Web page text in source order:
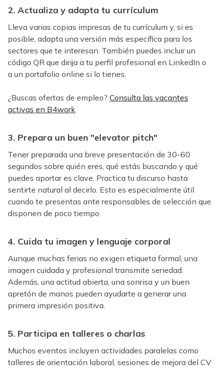
2. Actualiza y adapta tu currículum
Lleva varias copias impresas de tu currículum y, si es
posible, adapta una versión más específica para los
sectores que te interesan. También puedes incluir un
código QR que dirija a tu perfil profesional en LinkedIn o
a un portafolio online si lo tienes.
¿Buscas ofertas de empleo? Consulta las vacantes
activas en B4work
3. Prepara un buen "elevator pitch"
Tener preparada una breve presentación de 30-60
segundos sobre quién eres, qué estás buscando y qué
puedes aportar es clave. Practica tu discurso hasta
sentirte natural al decirlo. Esto es especialmente útil
cuando te presentas ante responsables de selección que
disponen de poco tiempo.
4. Cuida tu imagen y lenguaje corporal
Aunque muchas ferias no exigen etiqueta formal, una
imagen cuidada y profesional transmite seriedad.
Además, una actitud abierta, una sonrisa y un buen
apretón de manos pueden ayudarte a generar una
primera impresión positiva.
5. Participa en talleres o charlas
Muchos eventos incluyen actividades paralelas como
talleres de orientación laboral, sesiones de mejora del CV